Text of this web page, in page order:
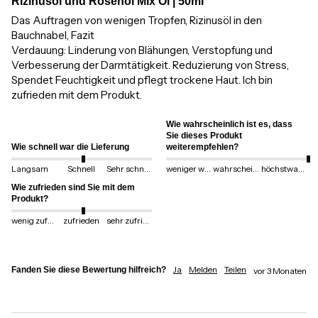
Das Auftragen von wenigen Tropfen, Rizinusöl in den
Bauchnabel, Fazit
Verdauung: Linderung von Blähungen, Verstopfung und
Verbesserung der Darmtätigkeit. Reduzierung von Stress,
Spendet Feuchtigkeit und pflegt trockene Haut. Ich bin
Wie schnell war die Lieferung
Langsam Schnell
Wie wahrscheinlich ist es, dass
Sie dieses Produkt
weiterempfehlen?
Wie zufrieden sind Sie mit dem
Produkt?
zufrieden
Fanden Sie diese Bewertung hilfreich? Ja Melden Teilen vor 3 Monaten